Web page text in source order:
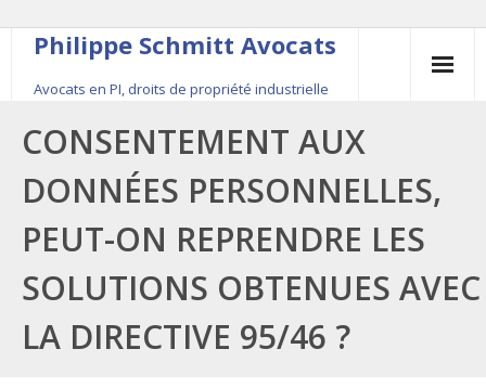
Philippe Schmitt Avocats
Avocats en PI, droits de propriété industrielle
54
Contact
Le fondateur
Publications
Actualité
CONSENTEMENT AUX
DONNÉES PERSONNELLES,
PEUT-ON REPRENDRE LES
SOLUTIONS OBTENUES AVEC
LA DIRECTIVE 95/46 ?